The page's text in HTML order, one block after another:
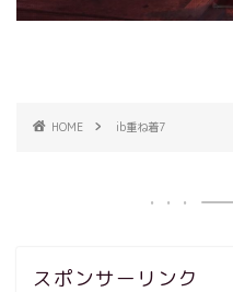
HOME ib重ね着7
スポンサーリンク